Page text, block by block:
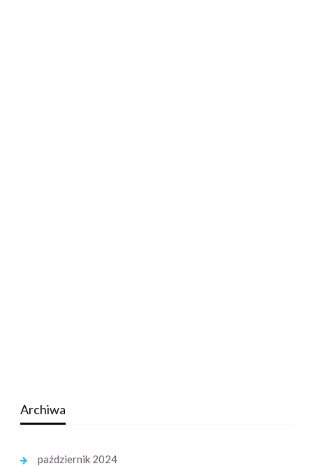
Archiwa
październik 2024